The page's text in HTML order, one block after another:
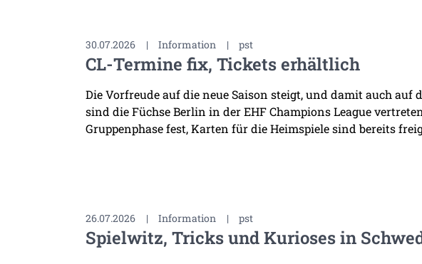
30.07.2026 | Information | pst
CL-Termine fix, Tickets erhältlich
Die Vorfreude auf die neue Saison steigt, und damit auch
sind die Füchse Berlin in der EHF Champions League
Gruppenphase fest, Karten für die Heimspiele sind bereits
26.07.2026 | Information | pst
Spielwitz, Tricks und Kurioses in